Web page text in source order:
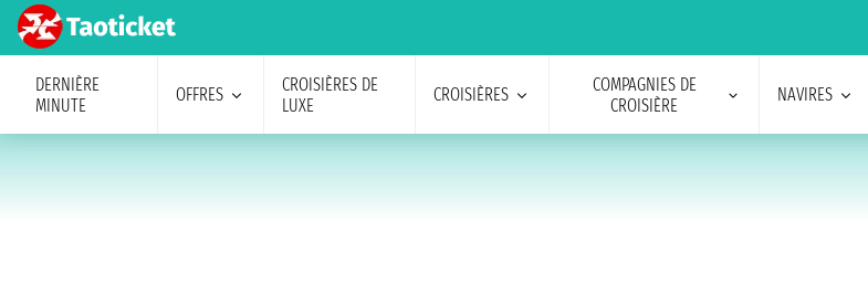
DERNIÈRE
MINUTE
OFFRES
CROISIÈRES DE
LUXE
CROISIÈRES
COMPAGNIES DE
CROISIÈRE
NAVIRES